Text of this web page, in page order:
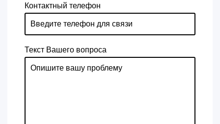
Контактный телефон
Текст Вашего вопроса